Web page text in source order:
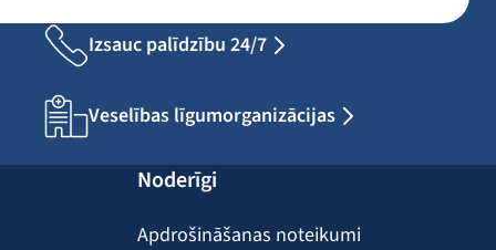
Izsauc palīdzību 24/7
Veselības līgumorganizācijas
Noderīgi
Apdrošināšanas noteikumi